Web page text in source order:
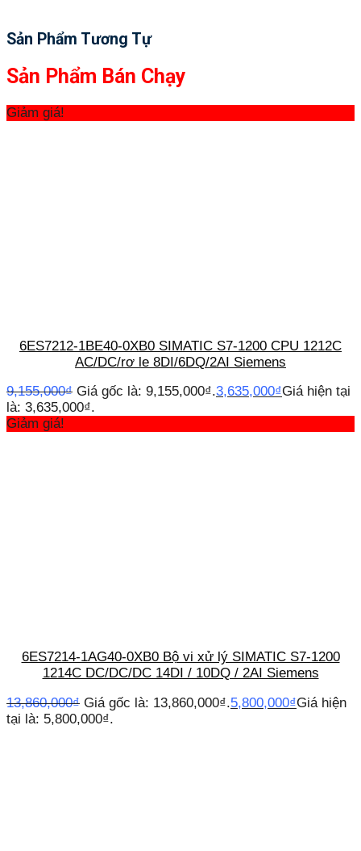
Sản Phẩm Tương Tự
Sản Phẩm Bán Chạy
Giảm giá!
6ES7212-1BE40-0XB0 SIMATIC S7-1200 CPU 1212C
AC/DC/rơ le 8DI/6DQ/2AI Siemens
9,155,000₫ Giá gốc là: 9,155,000₫.3,635,000₫Giá hiện tại
là: 3,635,000₫.
Giảm giá!
6ES7214-1AG40-0XB0 Bộ vi xử lý SIMATIC S7-1200
1214C DC/DC/DC 14DI / 10DQ / 2AI Siemens
13,860,000₫ Giá gốc là: 13,860,000₫.5,800,000₫Giá hiện
tại là: 5,800,000₫.